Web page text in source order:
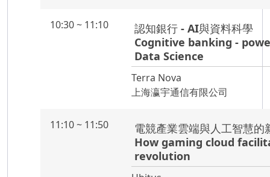
10:30 ~ 11:10
認知銀行 - AI與資料科學
Cognitive banking -
Data Science
Terra Nova
上海瀛宇通信有限公司
11:10 ~ 11:50
電競產業雲端與人工智慧
How gaming cloud
revolution